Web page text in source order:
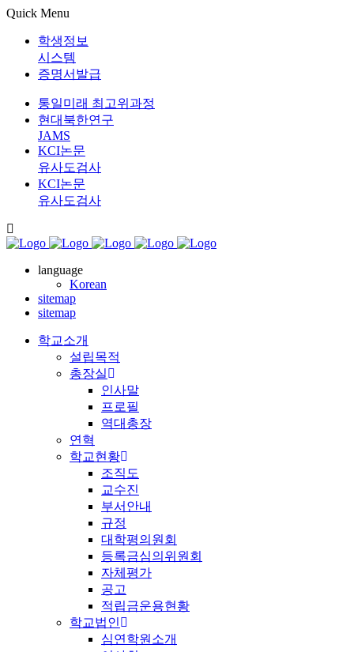
Quick Menu
학생정보
시스템
증명서발급
통일미래 최고위과정
현대북한연구
JAMS
KCI논문
유사도검사
KCI논문
유사도검사
language
Korean
sitemap
sitemap
학교소개
설립목적
총장실
인사말
프로필
역대총장
연혁
학교현황
조직도
교수진
부서안내
규정
대학평의원회
등록금심의위원회
자체평가
공고
적립금운용현황
학교법인
심연학원소개